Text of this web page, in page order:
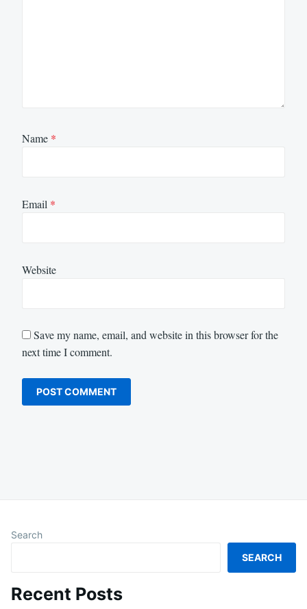
Name *
Email *
Website
Save my name, email, and website in this browser for the
next time I comment.
Search
SEARCH
Recent Posts